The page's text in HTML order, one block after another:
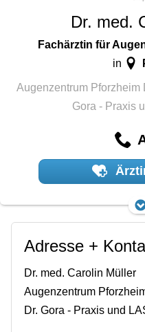
Dr. med.
Fachärztin für
in
Augenzentrum Pforzheim
Gora - Praxis
Adresse +
Dr. med. Carolin Müller
Augenzentrum
Dr. Gora - Praxis und